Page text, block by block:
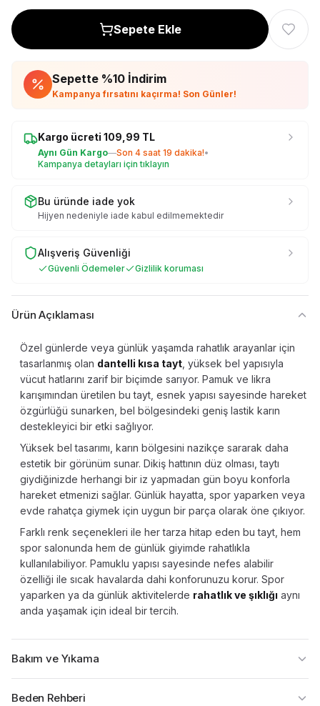
Sepete Ekle
Sepette %10 İndirim
Kampanya fırsatını kaçırma! Son Günler!
Kargo ücreti 109,99 TL
Aynı Gün Kargo—Son 4 saat 19 dakika!•
Kampanya detayları için tıklayın
Bu üründe iade yok
Hijyen nedeniyle iade kabul edilmemektedir
Alışveriş Güvenliği
Güvenli Ödemeler Gizlilik koruması
Ürün Açıklaması
Özel günlerde veya günlük yaşamda rahatlık arayanlar için
tasarlanmış olan dantelli kısa tayt , yüksek bel yapısıyla
vücut hatlarını zarif bir biçimde sarıyor. Pamuk ve likra
karışımından üretilen bu tayt, esnek yapısı sayesinde hareket
özgürlüğü sunarken, bel bölgesindeki geniş lastik karın
destekleyici bir etki sağlıyor.
Yüksek bel tasarımı, karın bölgesini nazikçe sararak daha
estetik bir görünüm sunar. Dikiş hattının düz olması, taytı
giydiğinizde herhangi bir iz yapmadan gün boyu konforla
hareket etmenizi sağlar. Günlük hayatta, spor yaparken veya
evde rahatça giymek için uygun bir parça olarak öne çıkıyor.
Farklı renk seçenekleri ile her tarza hitap eden bu tayt, hem
spor salonunda hem de günlük giyimde rahatlıkla
kullanılabiliyor. Pamuklu yapısı sayesinde nefes alabilir
özelliği ile sıcak havalarda dahi konforunuzu korur. Spor
yaparken ya da günlük aktivitelerde rahatlık ve şıklığı aynı
anda yaşamak için ideal bir tercih.
Bakım ve Yıkama
Beden Rehberi